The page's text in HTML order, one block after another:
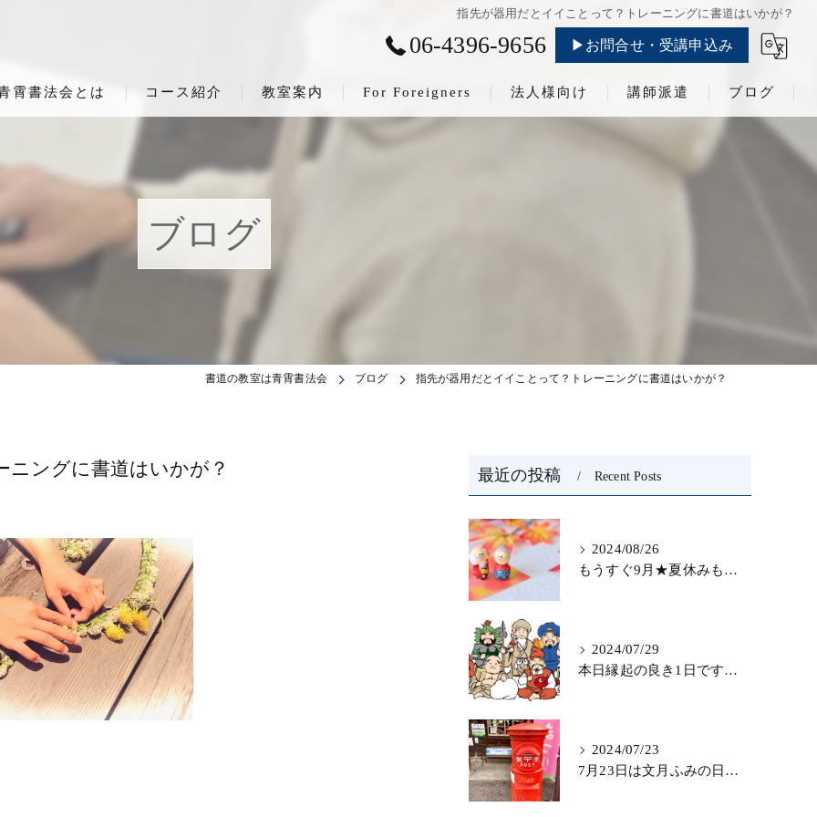
指先が器用だとイイことって？トレーニングに書道はいかが？
06-4396-9656 ▶お問合せ・受講申込み
霄書法会とは コース紹介 教室案内 For Foreigners 法人様向け 講師派遣 ブログ
ブログ
書道の教室は青霄書法会 ブログ 指先が器用だとイイことって？トレーニングに書道はいかが？
ングに書道はいかが？ 最近の投稿 Recent Posts
2024/08/26
もうすぐ9月★夏休みも終わりを迎え…秋になったら新しいことを始めよう♪大人の趣味に書道なら青霄書法会へ！
2024/07/29
本日縁起の良き1日ですね！縁起を担いで、新しいことをはじめる♪大人の趣味に書道なら「青霄書法会」
2024/07/23
7月23日は文月ふみの日！！お手紙を書く習慣を…★書道のお稽古なら大阪の書道教室「青霄書法会」